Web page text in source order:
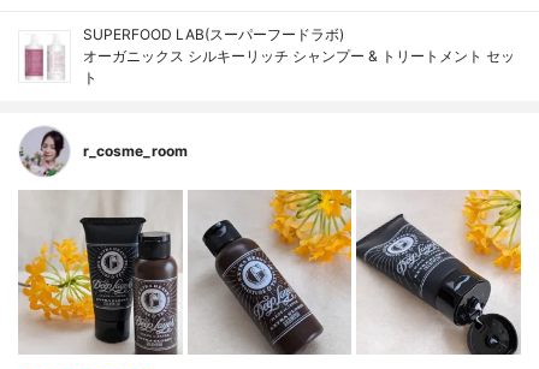
SUPERFOOD LAB(スーパーフードラボ)
オーガニックス シルキーリッチ シャンプー & トリートメント セッ
ト
r_cosme_room